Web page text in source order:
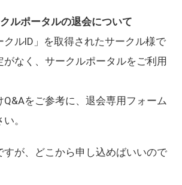
ルポータルの退会について
クルID」を取得されたサークル様で
なく、サークルポータルをご利用
をご参考に、退会専用フォーム
。
が、どこから申し込めばいいので